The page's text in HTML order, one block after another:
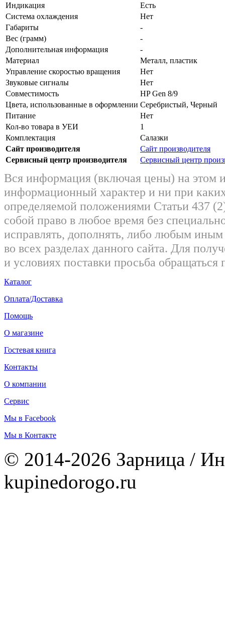
Индикация
Есть
Система охлаждения
Нет
Габариты
-
Вес (грамм)
-
Дополнительная информация
-
Материал
Металл, пластик
Управление скоростью вращения
Нет
Звуковые сигналы
Нет
Совместимость
HP Gen 8/9
Цвета, использованные в оформлении Серебристый, Черный
Питание
Нет
Кол-во товара в УЕИ
1
Комплектация
Салазки
Сайт производителя
Сайт производителя
Сервисный центр производителя
Сервисный центр
Вся информация (включая цены) на этом
информационный характер и ни при
определяемой положениями Статьи 437
собой право в любое время без
исправлять, дополнять, либо любым
во всех разделах данного сайта. Для
и условиях поставки просьба
Каталог
Оплата/Доставка
Помощь
О магазине
Гостевая книга
Контакты
О компании
Сервис
Мы в Facebook
Мы в Контакте
© 2014-2026 Зарница /
kupinedorogo.ru